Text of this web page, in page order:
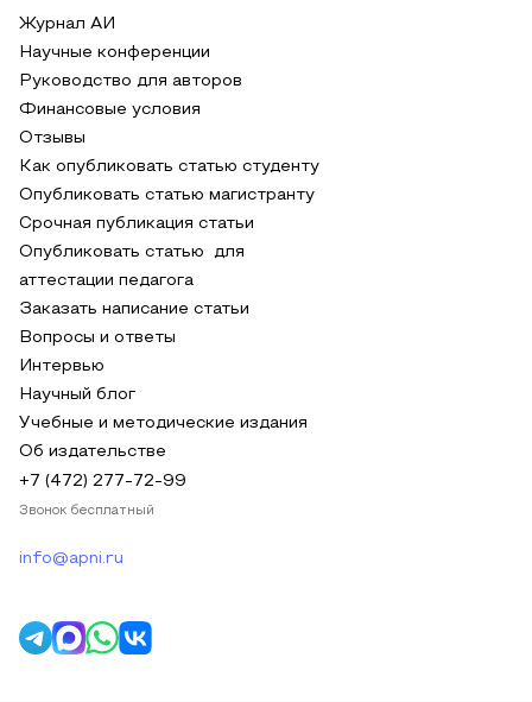
Журнал АИ
Научные конференции
Руководство для авторов
Финансовые условия
Отзывы
Как опубликовать статью студенту
Опубликовать статью магистранту
Срочная публикация статьи
Опубликовать статью для
аттестации педагога
Заказать написание статьи
Вопросы и ответы
Интервью
Научный блог
Учебные и методические издания
Об издательстве
+7 (472) 277-72-99
Звонок бесплатный
info@apni.ru